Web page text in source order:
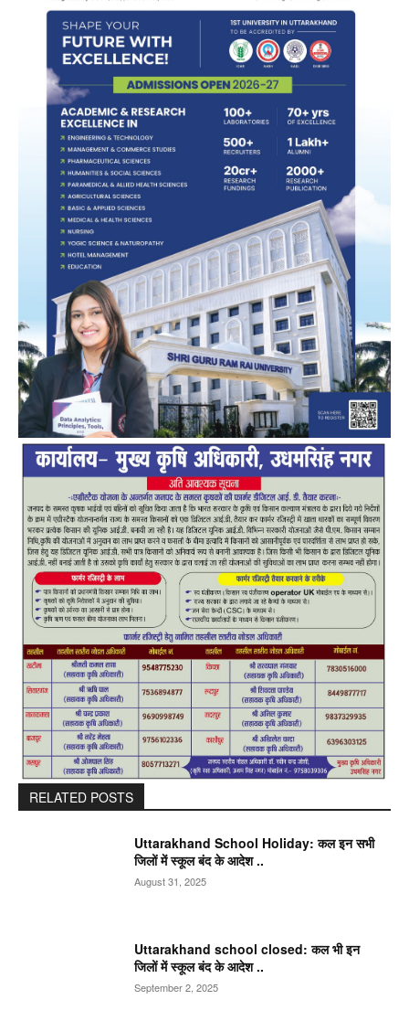
RELATED POSTS
Uttarakhand School Holiday: कल इन सभी
जिलों में स्कूल बंद के आदेश ..
August 31, 2025
Uttarakhand school closed: कल भी इन
जिलों में स्कूल बंद के आदेश ..
September 2, 2025